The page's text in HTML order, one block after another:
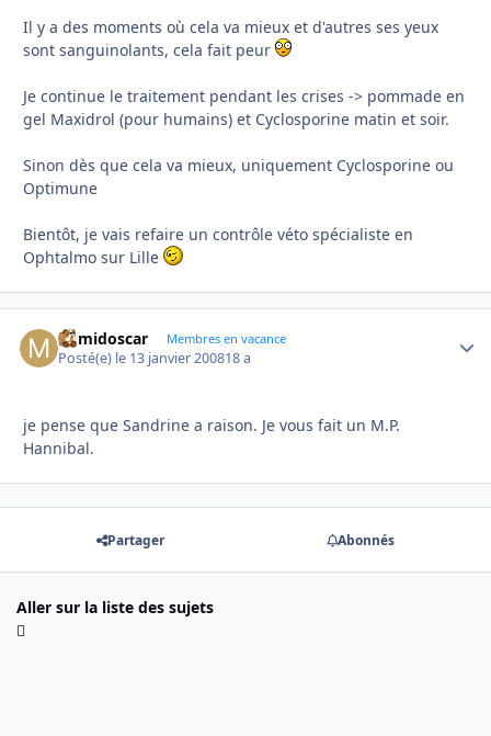
Il y a des moments où cela va mieux et d'autres ses yeux
sont sanguinolants, cela fait peur
Je continue le traitement pendant les crises -> pommade en
gel Maxidrol (pour humains) et Cyclosporine matin et soir.
Sinon dès que cela va mieux, uniquement Cyclosporine ou
Optimune
Bientôt, je vais refaire un contrôle véto spécialiste en
Ophtalmo sur Lille
mimidoscar Membres en vacance
Posté(e) le 13 janvier 200818 a
je pense que Sandrine a raison. Je vous fait un M.P.
Hannibal.
Partager Abonnés
Aller sur la liste des sujets